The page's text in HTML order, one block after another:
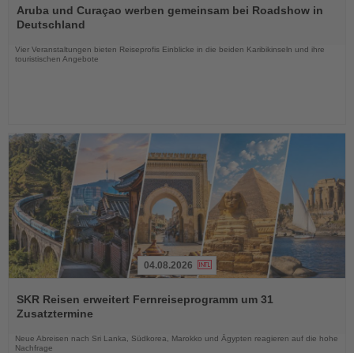
Sie
die
Aruba und Curaçao werben gemeinsam bei Roadshow in
Deutschland
Vier Veranstaltungen bieten Reiseprofis Einblicke in die beiden Karibikinseln und ihre
touristischen Angebote
Sie
die
04.08.2026
SKR Reisen erweitert Fernreiseprogramm um 31
Zusatztermine
Neue Abreisen nach Sri Lanka, Südkorea, Marokko und Ägypten reagieren auf die hohe
Nachfrage